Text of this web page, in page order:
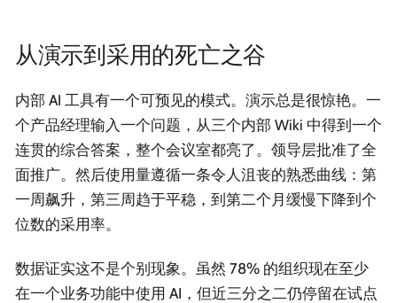
从演示到采用的死亡之谷
内部 AI 工具有一个可预见的模式。演示总是很惊艳。一
个产品经理输入一个问题，从三个内部 Wiki 中得到一个
连贯的综合答案，整个会议室都亮了。领导层批准了全
面推广。然后使用量遵循一条令人沮丧的熟悉曲线：第
一周飙升，第三周趋于平稳，到第二个月缓慢下降到个
位数的采用率。
数据证实这不是个别现象。虽然 78% 的组织现在至少
在一个业务功能中使用 AI，但近三分之二仍停留在试点